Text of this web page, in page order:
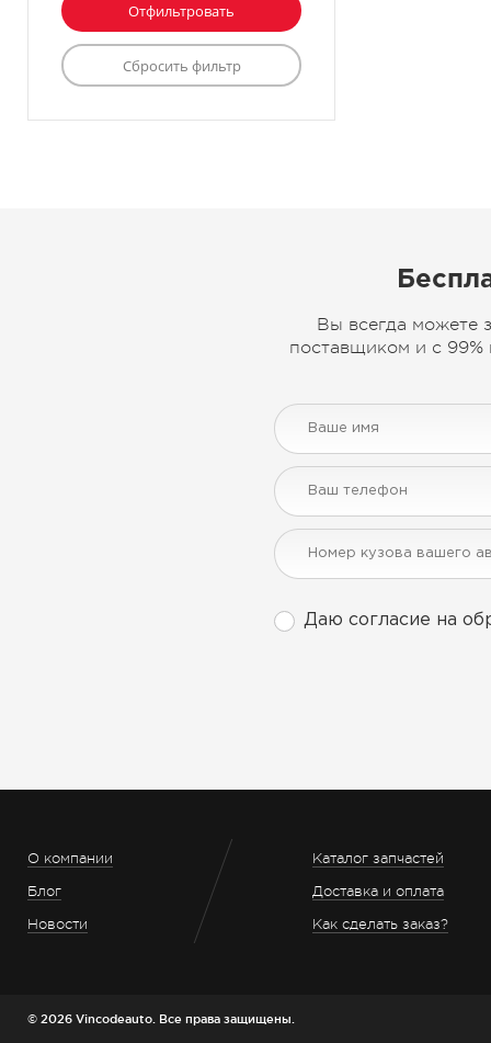
Вы всегда можете
поставщиком и с 99%
Даю согласие на
О компании
Блог
Новости
Каталог запчастей
Доставка и оплата
Как сделать заказ?
© 2026 Vincodeauto. Все права защищены.